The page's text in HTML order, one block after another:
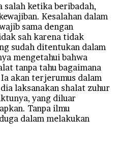
salah ketika beribadah,
Kesalahan dalam
sama dengan
sah karena tidak
sudah ditentukan dalam
mengetahui bahwa
tanpa tahu bagaimana
akan terjerumus dalam
laksanakan shalat zuhur
yang diluar
Tanpa ilmu
dalam melakukan